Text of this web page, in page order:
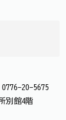
0776-20-5675
別館4階